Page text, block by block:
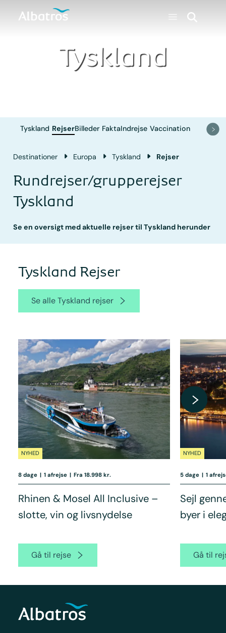
Tyskland
Tyskland RejserBilleder FaktaIndrejse Vaccination
Destinationer Europa Tyskland Rejser
Rundrejser/grupperejser
Tyskland
Se en oversigt med aktuelle rejser til Tyskland herunder
Tyskland Rejser
Se alle Tyskland rejser
NYHED
8 dage | 1 afrejse | Fra 18.998 kr.
Rhinen & Mosel All Inclusive –
slotte, vin og livsnydelse
Gå til rejse
NYHED
5 dage | 1
Sejl
byer i
Gå til